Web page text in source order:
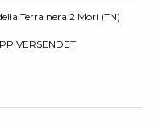
Terra nera 2 Mori (TN)
VERSENDET